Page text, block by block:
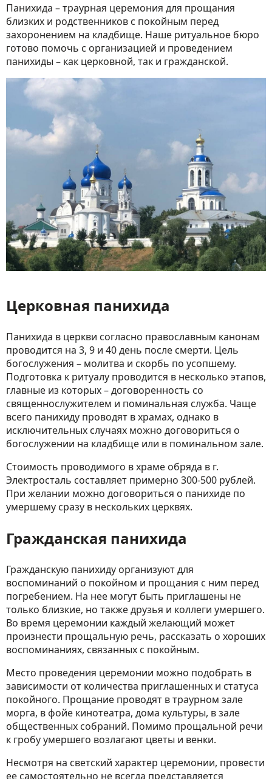
Панихида – траурная церемония для прощания
близких и родственников с покойным перед
захоронением на кладбище. Наше ритуальное бюро
готово помочь с организацией и проведением
панихиды – как церковной, так и гражданской.
Церковная панихида
Панихида в церкви согласно православным канонам
проводится на 3, 9 и 40 день после смерти. Цель
богослужения – молитва и скорбь по усопшему.
Подготовка к ритуалу проводится в несколько этапов,
главные из которых – договоренность со
священнослужителем и поминальная служба. Чаще
всего панихиду проводят в храмах, однако в
исключительных случаях можно договориться о
богослужении на кладбище или в поминальном зале.
Стоимость проводимого в храме обряда в г.
Электросталь составляет примерно 300-500 рублей.
При желании можно договориться о панихиде по
умершему сразу в нескольких церквях.
Гражданская панихида
Гражданскую панихиду организуют для
воспоминаний о покойном и прощания с ним перед
погребением. На нее могут быть приглашены не
только близкие, но также друзья и коллеги умершего.
Во время церемонии каждый желающий может
произнести прощальную речь, рассказать о хороших
воспоминаниях, связанных с покойным.
Место проведения церемонии можно подобрать в
зависимости от количества приглашенных и статуса
покойного. Прощание проводят в траурном зале
морга, в фойе кинотеатра, дома культуры, в зале
общественных собраний. Помимо прощальной речи
к гробу умершего возлагают цветы и венки.
Несмотря на светский характер церемонии, провести
ее самостоятельно не всегда представляется